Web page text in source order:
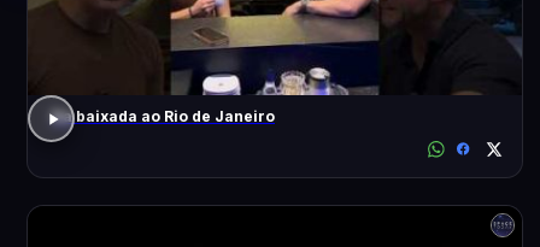
Da baixada ao Rio de Janeiro